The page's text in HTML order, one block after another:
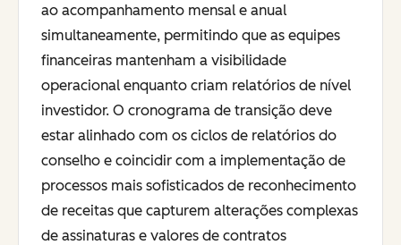
ao acompanhamento mensal e anual
simultaneamente, permitindo que as equipes
financeiras mantenham a visibilidade
operacional enquanto criam relatórios de nível
investidor. O cronograma de transição deve
estar alinhado com os ciclos de relatórios do
conselho e coincidir com a implementação de
processos mais sofisticados de reconhecimento
de receitas que capturem alterações complexas
de assinaturas e valores de contratos